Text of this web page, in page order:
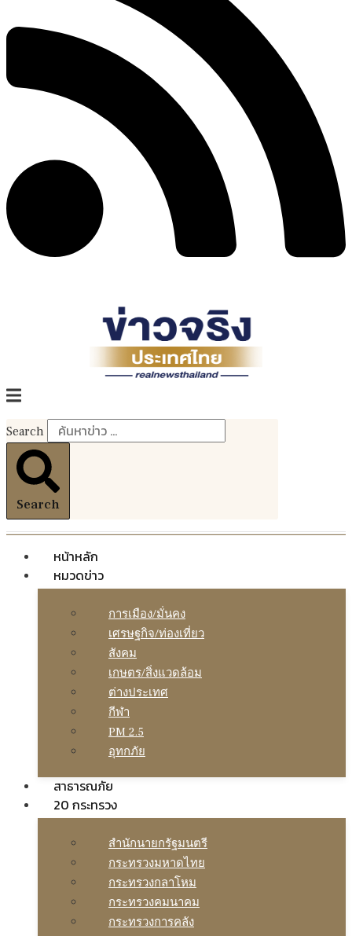
Search
Search
หน้าหลัก
หมวดข่าว
การเมือง/มั่นคง
เศรษฐกิจ/ท่องเที่ยว
สังคม
เกษตร/สิ่งแวดล้อม
ต่างประเทศ
กีฬา
PM 2.5
อุทกภัย
สาธารณภัย
20 กระทรวง
สํานักนายกรัฐมนตรี
กระทรวงมหาดไทย
กระทรวงกลาโหม
กระทรวงคมนาคม
กระทรวงการคลัง